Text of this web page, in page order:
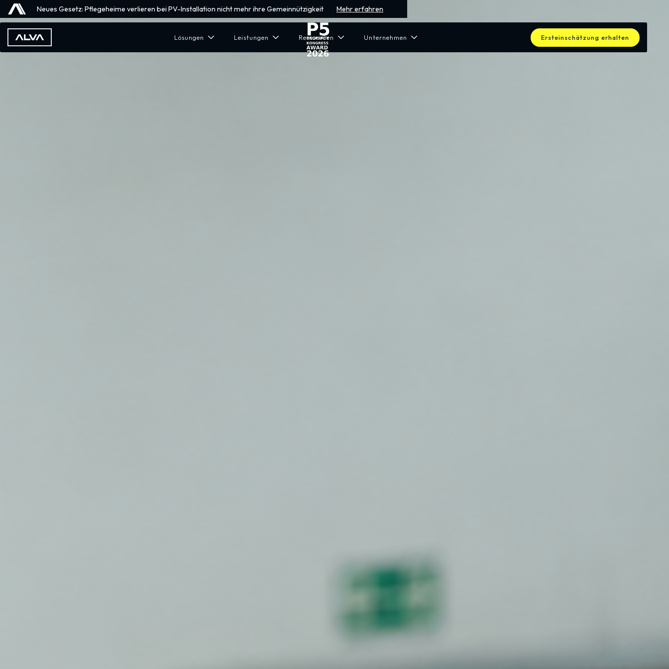
Neues Gesetz: Pflegeheime verlieren bei PV-Installation nicht mehr ihre Gemeinnützigkeit Mehr erfahren
Lösungen Leistungen Ressourcen Unternehmen Ersteinschätzung erhalten